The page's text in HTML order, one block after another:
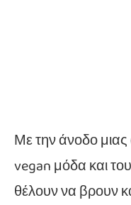
Με την άνοδο
vegan μόδα και
θέλουν να βρουν